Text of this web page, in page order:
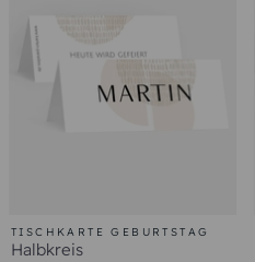
TISCHKARTE GEBURTSTAG
Halbkreis